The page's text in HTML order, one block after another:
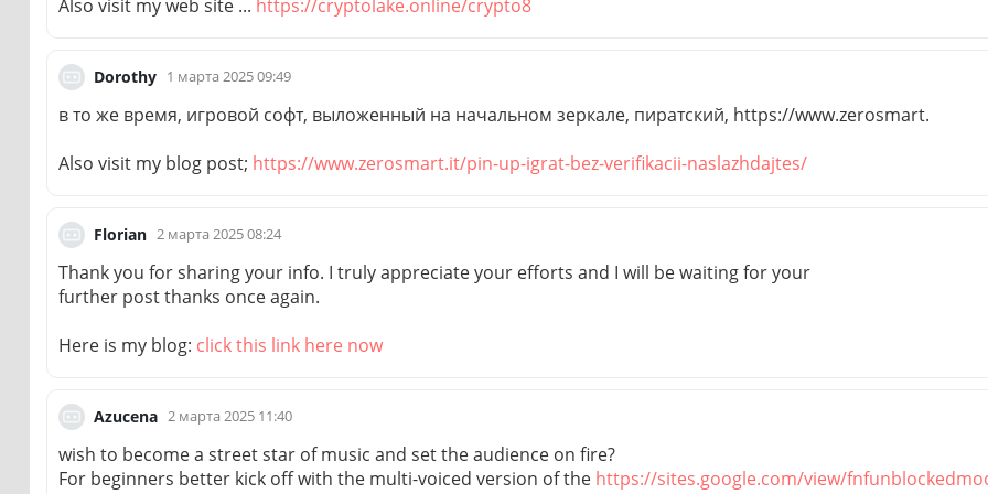
Also visit my web site ... https://cryptolake.online/crypto8
Dorothy 1 марта 2025 09:49
в то же время, игровой софт, выложенный на начальном зеркале, пиратский, https://www.zerosmart.
Also visit my blog post; https://www.zerosmart.it/pin-up-igrat-bez-verifikacii-naslazhdajtes/
Florian 2 марта 2025 08:24
Thank you for sharing your info. I truly appreciate your efforts and I will be waiting for your
further post thanks once again.
Here is my blog: click this link here now
Azucena 2 марта 2025 11:40
wish to become a street star of music and set the audience on fire?
For beginners better kick off with the multi-voiced version of the https://sites.google.com/view/